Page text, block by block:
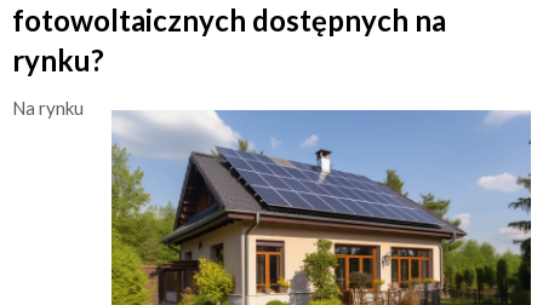
fotowoltaicznych dostępnych na
rynku?
Na rynku